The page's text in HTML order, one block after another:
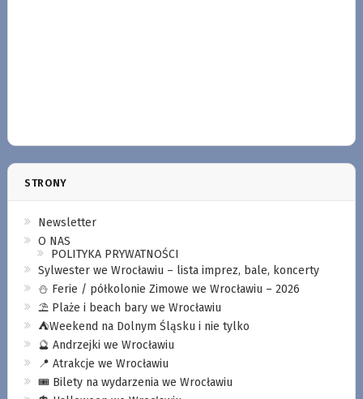
STRONY
Newsletter
O NAS
POLITYKA PRYWATNOŚCI
Sylwester we Wrocławiu – lista imprez, bale, koncerty
⛄️ Ferie / półkolonie Zimowe we Wrocławiu – 2026
⛱️ Plaże i beach bary we Wrocławiu
⛺️Weekend na Dolnym Śląsku i nie tylko
🔮 Andrzejki we Wrocławiu
📍 Atrakcje we Wrocławiu
🎟️ Bilety na wydarzenia we Wrocławiu